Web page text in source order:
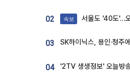
02 속보 서울도 '40도'…오
03
04